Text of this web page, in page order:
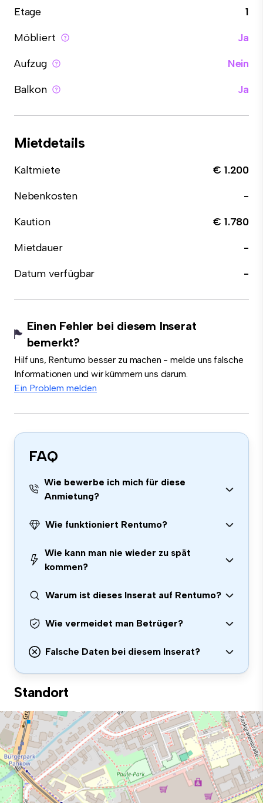
Etage
1
Möbliert
Ja
Aufzug
Nein
Balkon
Ja
Mietdetails
Kaltmiete
€ 1.200
Nebenkosten
-
Kaution
€ 1.780
Mietdauer
-
Datum verfügbar
-
Einen Fehler bei diesem Inserat
bemerkt?
Hilf uns, Rentumo besser zu machen - melde uns falsche
Informationen und wir kümmern uns darum.
Ein Problem melden
FAQ
Wie bewerbe ich mich für diese
Anmietung?
Wie funktioniert Rentumo?
Wie kann man nie wieder zu spät
kommen?
Warum ist dieses Inserat auf Rentumo?
Wie vermeidet man Betrüger?
Falsche Daten bei diesem Inserat?
Standort